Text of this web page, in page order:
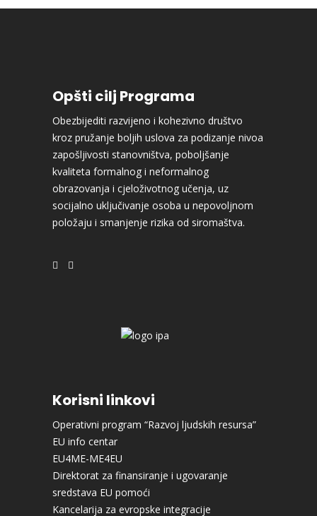
Opšti cilj Programa
Obezbijediti razvijeno i kohezivno društvo
kroz pružanje boljih uslova za podizanje nivoa
zapošljivosti stanovništva, poboljšanje
kvaliteta formalnog i neformalnog
obrazovanja i cjeloživotnog učenja, uz
socijalno uključivanje osoba u nepovoljnom
položaju i smanjenje rizika od siromaštva.
Korisni linkovi
Operativni program “Razvoj ljudskih resursa”
EU info centar
EU4ME-ME4EU
Direktorat za finansiranje i ugovaranje
sredstava EU pomoći
Kancelarija za evropske integracije